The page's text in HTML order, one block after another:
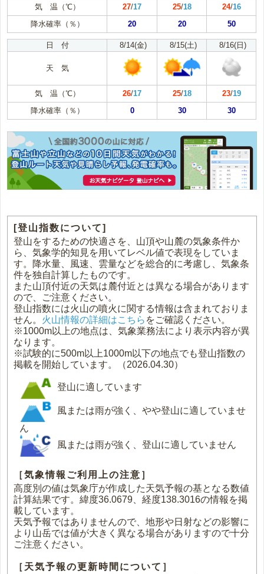
気 温（℃） 27/17 25/18 24/16
降水確率（％）
20 20 50
日 付 8/14(金) 8/15(土) 8/16(日)
天 気
気 温（℃） 26/17 25/18 23/19
降水確率（％）
0 30 30
[登山指数について]
登山をするための快適さを、山頂や山麓の気象条件か
ら、気象学的知見を用いてレベル値で表現をしていま
す。降水量、風速、雲量などを総合的に考慮し、気象条
件を独自計算したものです。
また山頂付近の天気は麓付近とは異なる場合があります
ので、ご注意ください。
登山指数には火山の噴火に関する情報は含まれておりま
せん。 火山情報の詳細はこちら をご確認ください。
※1000m以上の地点は、気象業務法により表示内容が異
なります。
※試験的に500m以上1000m以下の地点でも登山指数の
掲載を開始しています。（2026.04.30）
登山に適しています
風または雨が強く、やや登山に適していませ
ん
風または雨が強く、登山に適していません
［気象情報ご利用上の注意］
高度別の値は気象庁が作成した天気予報の基となる数値
計算結果です。緯度36.0679、経度138.3016の情報を掲
載しています。
天気予報ではありませんので、地形や日射などの影響に
より山岳では値が大きく異なる場合がありますので十分
ご注意ください。
［天気予報の更新時間について］